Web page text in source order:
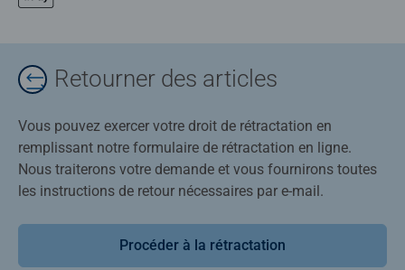
Retourner des articles
Vous pouvez exercer votre droit de rétractation en
remplissant notre formulaire de rétractation en ligne.
Nous traiterons votre demande et vous fournirons toutes
les instructions de retour nécessaires par e-mail.
Procéder à la rétractation